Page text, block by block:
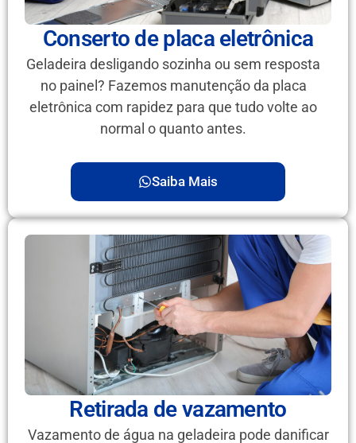
Conserto de placa eletrônica
Geladeira desligando sozinha ou sem resposta
no painel? Fazemos manutenção da placa
eletrônica com rapidez para que tudo volte ao
normal o quanto antes.
Saiba Mais
Retirada de vazamento
Vazamento de água na geladeira pode danificar